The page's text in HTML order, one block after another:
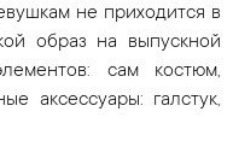
не приходится в
образ на выпускной
сам костюм,
аксессуары: галстук,